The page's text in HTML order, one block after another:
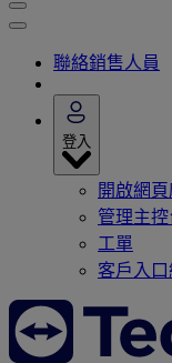
聯絡銷售人員
登入
開啟網
管理主控
工單
客戶入